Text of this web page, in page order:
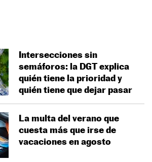
Intersecciones sin
semáforos: la DGT explica
quién tiene la prioridad y
quién tiene que dejar pasar
La multa del verano que
cuesta más que irse de
vacaciones en agosto